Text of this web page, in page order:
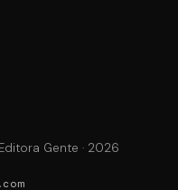
Gente · 2026